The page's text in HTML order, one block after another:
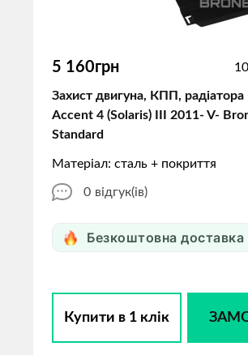
5 160грн
Захист двигуна, КПП,
Accent 4 (Solaris) III 2011- V-
Standard
Матеріал: сталь + покриття
0 відгук(ів)
Безкоштовна доставка
Купити в 1 клік